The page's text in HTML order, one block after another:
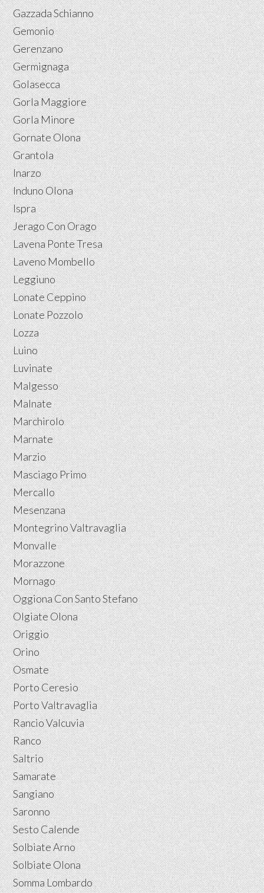
Gazzada Schianno
Gemonio
Gerenzano
Germignaga
Golasecca
Gorla Maggiore
Gorla Minore
Gornate Olona
Grantola
Inarzo
Induno Olona
Ispra
Jerago Con Orago
Lavena Ponte Tresa
Laveno Mombello
Leggiuno
Lonate Ceppino
Lonate Pozzolo
Lozza
Luino
Luvinate
Malgesso
Malnate
Marchirolo
Marnate
Marzio
Masciago Primo
Mercallo
Mesenzana
Montegrino Valtravaglia
Monvalle
Morazzone
Mornago
Oggiona Con Santo Stefano
Olgiate Olona
Origgio
Orino
Osmate
Porto Ceresio
Porto Valtravaglia
Rancio Valcuvia
Ranco
Saltrio
Samarate
Sangiano
Saronno
Sesto Calende
Solbiate Arno
Solbiate Olona
Somma Lombardo